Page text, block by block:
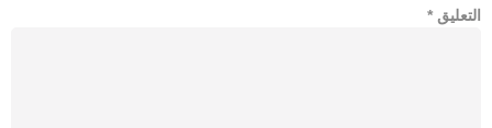
التعليق *